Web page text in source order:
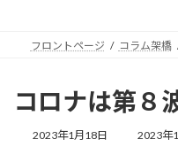
フロントページ コラム架橋
コロナは第８
2023年1月18日
最
2023年